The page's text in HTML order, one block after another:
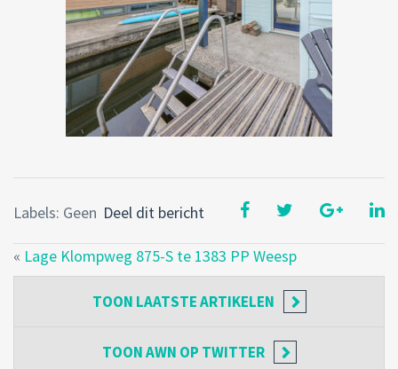
Deel dit bericht
Labels: Geen
« Lage Klompweg 875-S te 1383 PP Weesp
TOON LAATSTE ARTIKELEN
TOONAWN OP TWITTER